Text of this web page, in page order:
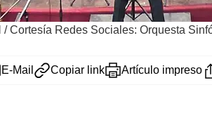
/Cortesía Redes Sociales: Orquesta
E-Mail Copiar link Artículo impreso